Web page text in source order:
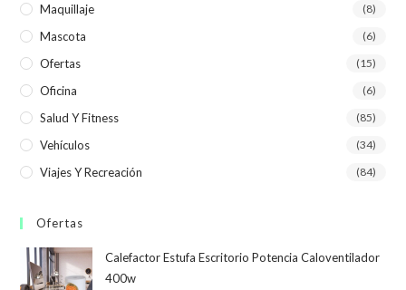
Maquillaje (8)
Mascota (6)
Ofertas (15)
Oficina (6)
Salud Y Fitness (85)
Vehículos (34)
Viajes Y Recreación (84)
Ofertas
Calefactor Estufa Escritorio Potencia Caloventilador
400w